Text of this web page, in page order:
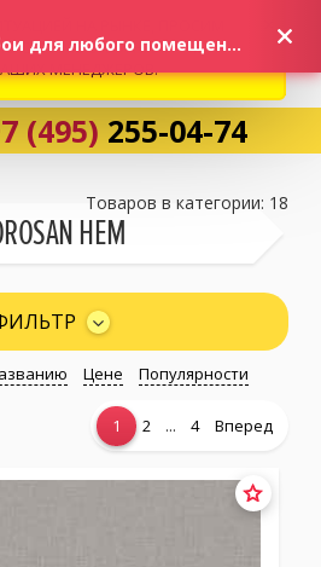
0 товаров
(495) 255-04-74
HEM
Товаров в категории: 18
Цене Популярности
1 2 ... 4 Вперед
НА РЫНКЕ, ПРОСИМ
СТОИМОСТЬ И НАЛИЧИЕ
МЕНЕДЖЕРОВ.
«Идеальные обои для любого помещения!»